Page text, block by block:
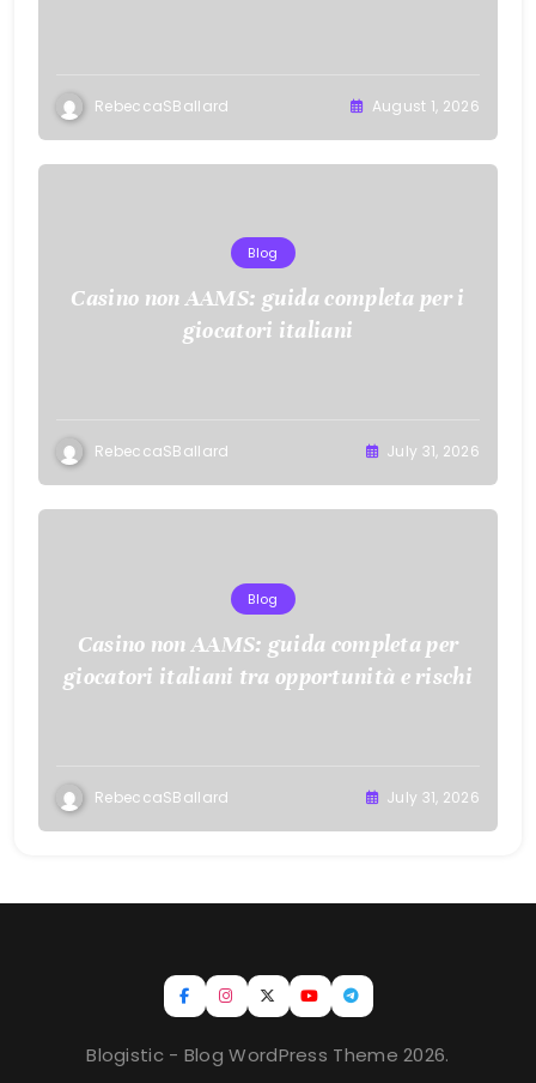
RebeccaSBallard August 1, 2026
Blog
Casino non AAMS: guida completa per i
giocatori italiani
RebeccaSBallard July 31, 2026
Blog
Casino non AAMS: guida completa per
giocatori italiani tra opportunità e rischi
RebeccaSBallard July 31, 2026
Blogistic - Blog WordPress Theme 2026.